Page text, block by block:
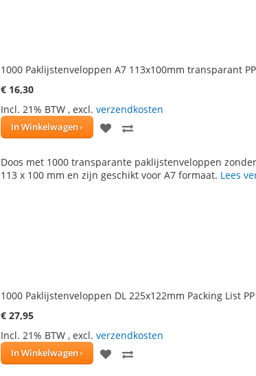
1000 Paklijstenveloppen A7 113x100mm transparant PP
€ 16,30
Incl. 21% BTW , excl. verzendkosten
In Winkelwagen
VOEG
AANTE
Doos met 1000 transparante paklijstenveloppen
113 x 100 mm en zijn geschikt voor A7 formaat. Lees
1000 Paklijstenveloppen DL 225x122mm Packing List PP
€ 27,95
Incl. 21% BTW , excl. verzendkosten
In Winkelwagen
VOEG